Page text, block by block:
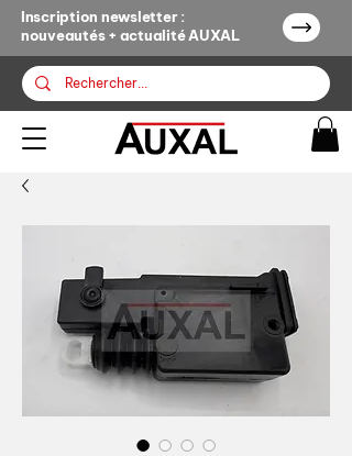
Inscription newsletter :
nouveautés + actualité AUXAL